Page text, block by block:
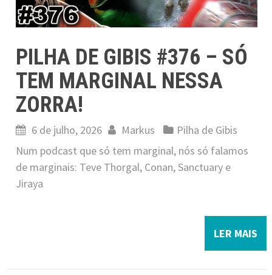
PILHA DE GIBIS #376 – SÓ
TEM MARGINAL NESSA
ZORRA!
6 de julho, 2026 Markus
Pilha de Gibis
Num podcast que só tem marginal, nós só falamos
de marginais: Teve Thorgal, Conan, Sanctuary e
Jiraya
LER MAIS